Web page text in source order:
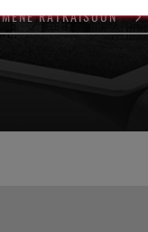
MENE RATKAISUUN